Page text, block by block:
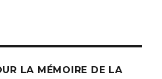
LA MÉMOIRE DE LA